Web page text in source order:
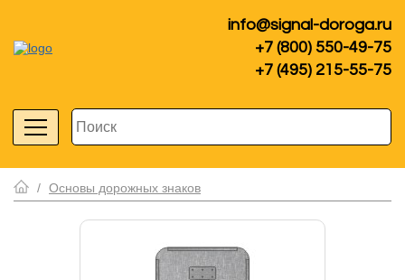
info@signal-doroga.ru
+7 (800) 550-49-75
+7 (495) 215-55-75
/ Основы дорожных знаков